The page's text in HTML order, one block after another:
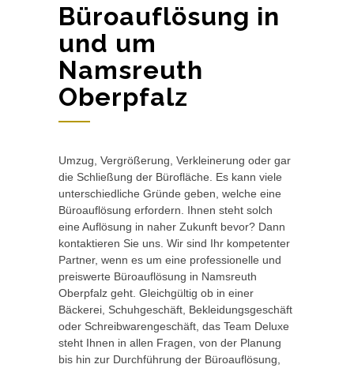
Büroauflösung in
und um
Namsreuth
Oberpfalz
Umzug, Vergrößerung, Verkleinerung oder gar
die Schließung der Bürofläche. Es kann viele
unterschiedliche Gründe geben, welche eine
Büroauflösung erfordern. Ihnen steht solch
eine Auflösung in naher Zukunft bevor? Dann
kontaktieren Sie uns. Wir sind Ihr kompetenter
Partner, wenn es um eine professionelle und
preiswerte Büroauflösung in Namsreuth
Oberpfalz geht. Gleichgültig ob in einer
Bäckerei, Schuhgeschäft, Bekleidungsgeschäft
oder Schreibwarengeschäft, das Team Deluxe
steht Ihnen in allen Fragen, von der Planung
bis hin zur Durchführung der Büroauflösung,